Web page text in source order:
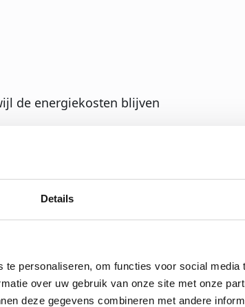
Details
personaliseren, om functies voor social media
over uw gebruik van onze site met onze
deze gegevens combineren met andere
de energiekosten blijven
bij de
fluctueert. Moderne